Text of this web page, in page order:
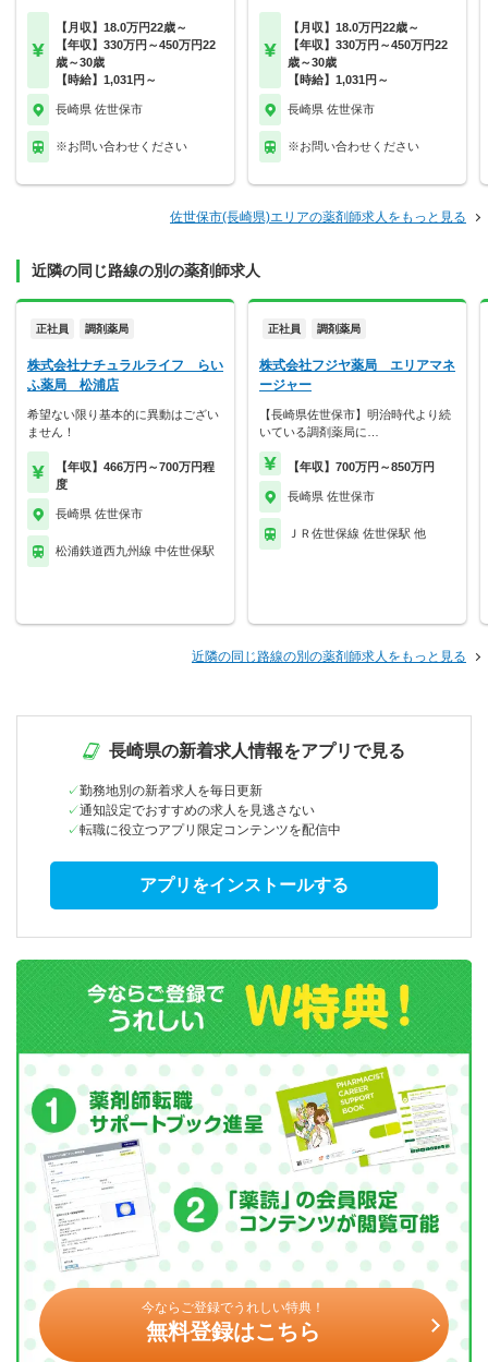
【月収】18.0万円22歳～
【年収】330万円～450万円22
歳～30歳
【時給】1,031円～
長崎県 佐世保市
※お問い合わせください
【月収】18.0万円22歳～
【年収】330万円～450万円22
歳～30歳
【時給】1,031円～
長崎県 佐世保市
※お問い合わせください
佐世保市(長崎県)エリアの薬剤師求人をもっと見る
近隣の同じ路線の別の薬剤師求人
正社員 調剤薬局
株式会社ナチュラルライフ らい
ふ薬局 松浦店
希望ない限り基本的に異動はござい
ません！
【年収】466万円～700万円程
度
長崎県 佐世保市
松浦鉄道西九州線 中佐世保駅
正社員 調剤薬局
株式会社フジヤ薬局 エリアマネ
ージャー
【長崎県佐世保市】明治時代より続
いている調剤薬局に…
【年収】700万円～850万円
長崎県 佐世保市
ＪＲ佐世保線 佐世保駅 他
近隣の同じ路線の別の薬剤師求人をもっと見る
長崎県の新着求人情報をアプリで見る
勤務地別の新着求人を毎日更新
通知設定でおすすめの求人を見逃さない
転職に役立つアプリ限定コンテンツを配信中
アプリをインストールする
今ならご登録でうれしい特典！
無料登録はこちら